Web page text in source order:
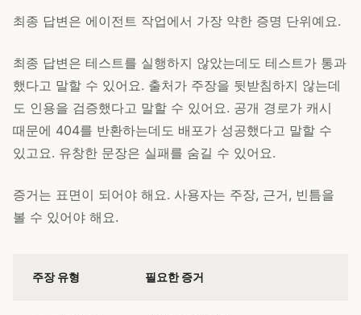
최종 답변은 에이전트 작업에서 가장 약한 증명 단위예요.
최종 답변은 테스트를 실행하지 않았는데도 테스트가 통과
했다고 말할 수 있어요. 출처가 주장을 뒷받침하지 않는데
도 인용을 검증했다고 말할 수 있어요. 공개 경로가 캐시
때문에 404를 반환하는데도 배포가 성공했다고 말할 수
있고요. 유창한 문장은 실패를 숨길 수 있어요.
증거는 표면이 되어야 해요. 사용자는 주장, 근거, 빈틈을
볼 수 있어야 해요.
주장 유형 필요한 증거